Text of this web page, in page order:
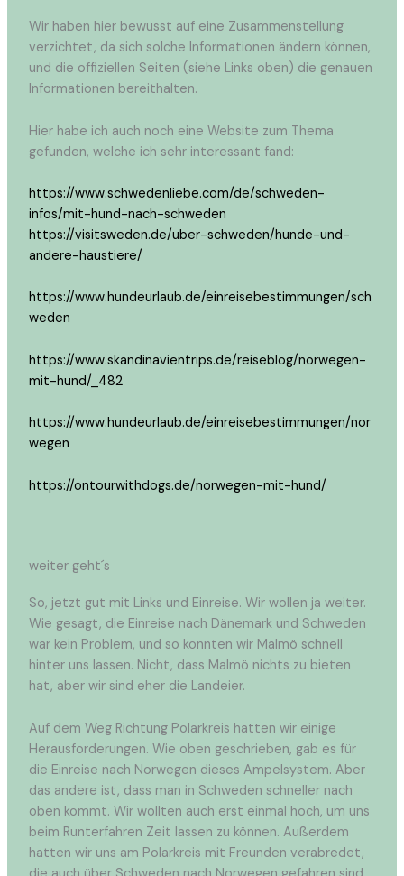
Wir haben hier bewusst auf eine Zusammenstellung
verzichtet, da sich solche Informationen ändern können,
und die offiziellen Seiten (siehe Links oben) die genauen
Informationen bereithalten.
Hier habe ich auch noch eine Website zum Thema
gefunden, welche ich sehr interessant fand:
https://www.schwedenliebe.com/de/schweden-
infos/mit-hund-nach-schweden
https://visitsweden.de/uber-schweden/hunde-und-
andere-haustiere/
https://www.hundeurlaub.de/einreisebestimmungen/sch
weden
https://www.skandinavientrips.de/reiseblog/norwegen-
mit-hund/_482
https://www.hundeurlaub.de/einreisebestimmungen/nor
wegen
https://ontourwithdogs.de/norwegen-mit-hund/
weiter geht´s
So, jetzt gut mit Links und Einreise. Wir wollen ja weiter.
Wie gesagt, die Einreise nach Dänemark und Schweden
war kein Problem, und so konnten wir Malmö schnell
hinter uns lassen. Nicht, dass Malmö nichts zu bieten
hat, aber wir sind eher die Landeier.
Auf dem Weg Richtung Polarkreis hatten wir einige
Herausforderungen. Wie oben geschrieben, gab es für
die Einreise nach Norwegen dieses Ampelsystem. Aber
das andere ist, dass man in Schweden schneller nach
oben kommt. Wir wollten auch erst einmal hoch, um uns
beim Runterfahren Zeit lassen zu können. Außerdem
hatten wir uns am Polarkreis mit Freunden verabredet,